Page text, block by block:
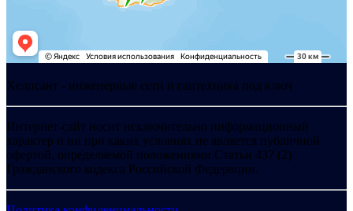
Хелпсант - инженерные сети и сантехника под ключ
Интернет-сайт носит исключительно информационный
характер и ни при каких условиях не является публичной
офертой, определяемой положениями Статьи 437 (2)
Гражданского кодекса Российской Федерации.